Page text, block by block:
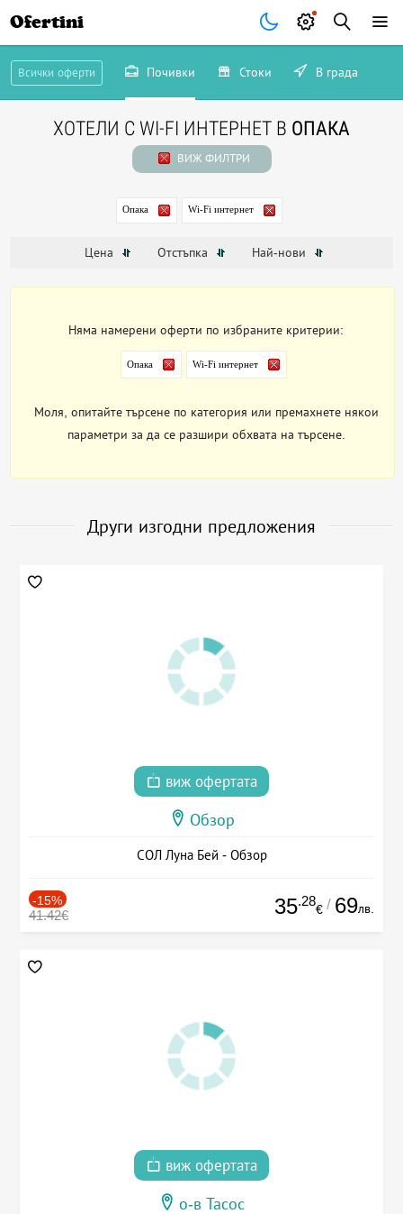
Ofertini
Всички оферти Почивки Стоки В града
ХОТЕЛИ С WI-FI ИНТЕРНЕТ В ОПАКА
ВИЖ ФИЛТРИ
Опака Wi-Fi интернет
Цена Отстъпка Най-нови
Няма намерени оферти по избраните критерии:
Опака Wi-Fi интернет
Моля, опитайте търсене по категория или премахнете някои
параметри за да се разшири обхвата на търсене.
Други изгодни предложения
виж офертата
Обзор
СОЛ Луна Бей - Обзор
-15%
41.42€ 35.28
€ / 69лв.
виж офертата
о-в Тасос